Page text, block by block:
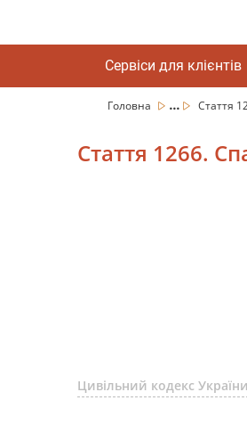
Сервіси для клієнтів
Головна ... Стаття
Стаття 1266.
Цивільний кодекс